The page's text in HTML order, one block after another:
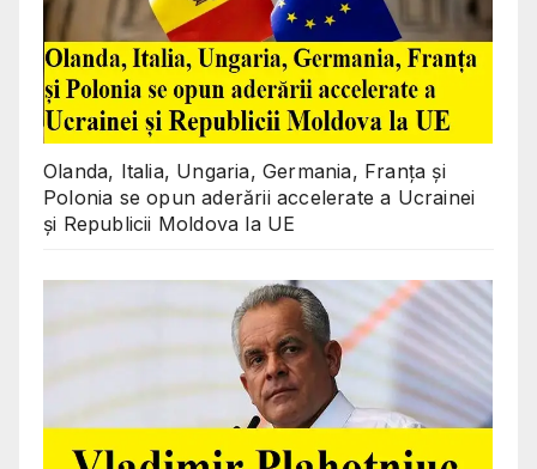
Olanda, Italia, Ungaria, Germania, Franța și
Polonia se opun aderării accelerate a Ucrainei
și Republicii Moldova la UE